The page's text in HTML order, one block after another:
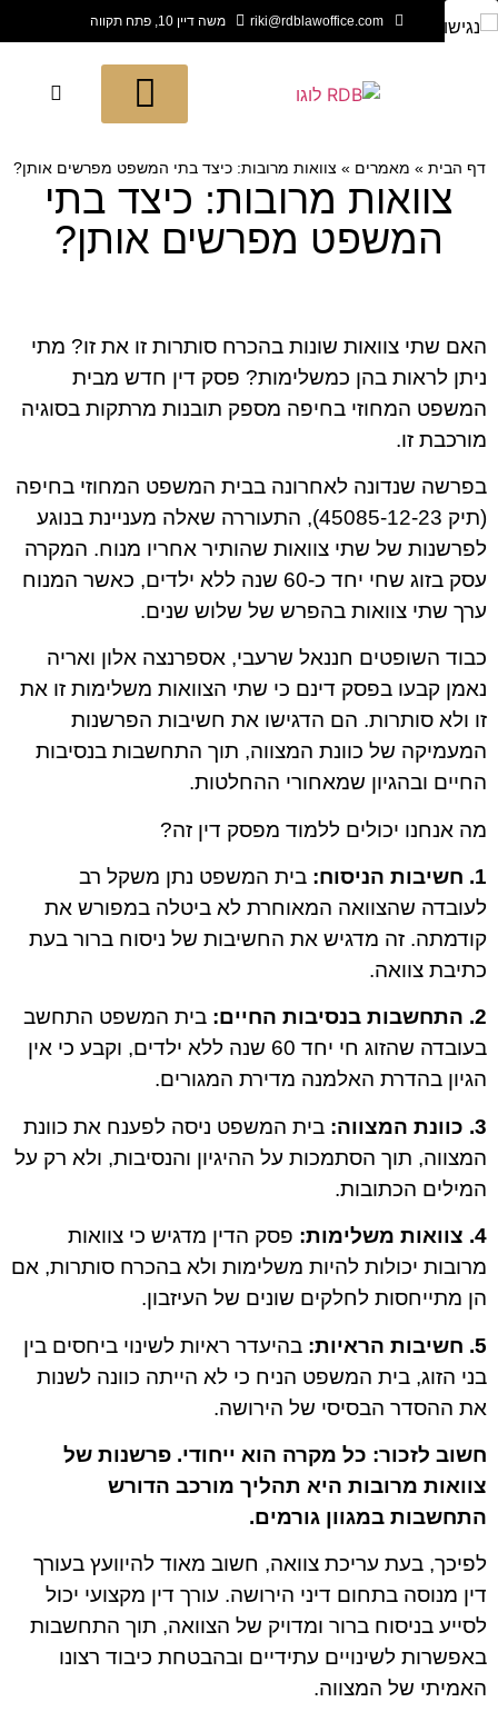
riki@rdblawoffice.com משה דיין 10, פתח תקווה
דף הבית » מאמרים » צוואות מרובות: כיצד בתי המשפט מפרשים אותן?
צוואות מרובות: כיצד בתי
המשפט מפרשים אותן?
האם שתי צוואות שונות בהכרח סותרות זו את זו? מתי
ניתן לראות בהן כמשלימות? פסק דין חדש מבית
המשפט המחוזי בחיפה מספק תובנות מרתקות בסוגיה
מורכבת זו.
בפרשה שנדונה לאחרונה בבית המשפט המחוזי בחיפה
(תיק 45085-12-23), התעוררה שאלה מעניינת בנוגע
לפרשנות של שתי צוואות שהותיר אחריו מנוח. המקרה
עסק בזוג שחי יחד כ-60 שנה ללא ילדים, כאשר המנוח
ערך שתי צוואות בהפרש של שלוש שנים.
כבוד השופטים חננאל שרעבי, אספרנצה אלון ואריה
נאמן קבעו בפסק דינם כי שתי הצוואות משלימות זו את
זו ולא סותרות. הם הדגישו את חשיבות הפרשנות
המעמיקה של כוונת המצווה, תוך התחשבות בנסיבות
החיים ובהגיון שמאחורי ההחלטות.
מה אנחנו יכולים ללמוד מפסק דין זה?
1. חשיבות הניסוח:
בית המשפט נתן משקל רב
לעובדה שהצוואה המאוחרת לא ביטלה במפורש את
קודמתה. זה מדגיש את החשיבות של ניסוח ברור בעת
כתיבת צוואה.
2. התחשבות בנסיבות החיים:
בית המשפט התחשב
בעובדה שהזוג חי יחד 60 שנה ללא ילדים, וקבע כי אין
הגיון בהדרת האלמנה מדירת המגורים.
3. כוונת המצווה:
בית המשפט ניסה לפענח את כוונת
המצווה, תוך הסתמכות על ההיגיון והנסיבות, ולא רק על
המילים הכתובות.
4. צוואות משלימות:
פסק הדין מדגיש כי צוואות
מרובות יכולות להיות משלימות ולא בהכרח סותרות, אם
הן מתייחסות לחלקים שונים של העיזבון.
5. חשיבות הראיות:
בהיעדר ראיות לשינוי ביחסים בין
בני הזוג, בית המשפט הניח כי לא הייתה כוונה לשנות
את ההסדר הבסיסי של הירושה.
חשוב לזכור: כל מקרה הוא ייחודי. פרשנות של
צוואות מרובות היא תהליך מורכב הדורש
התחשבות במגוון גורמים.
לפיכך, בעת עריכת צוואה, חשוב מאוד להיוועץ בעורך
דין מנוסה בתחום דיני הירושה. עורך דין מקצועי יכול
לסייע בניסוח ברור ומדויק של הצוואה, תוך התחשבות
באפשרות לשינויים עתידיים ובהבטחת כיבוד רצונו
האמיתי של המצווה.